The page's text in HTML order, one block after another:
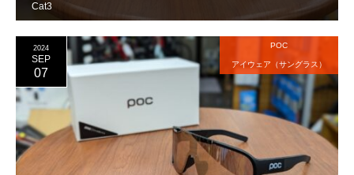
Cat3
2024
SEP
07
POC
アイウェア（サングラス）